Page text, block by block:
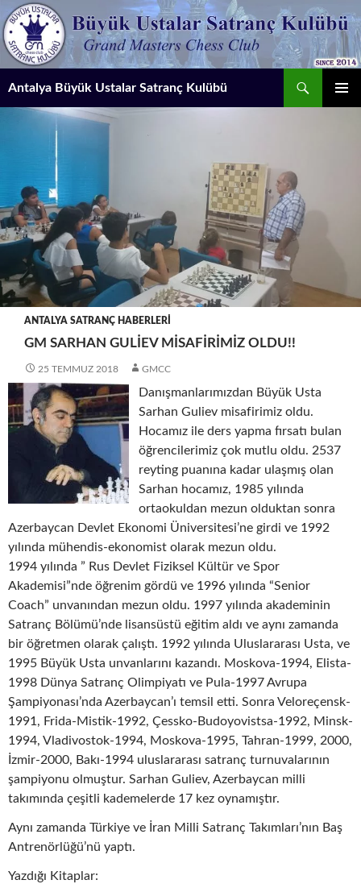
İçeriğe
atla
Antalya Büyük Ustalar Satranç Kulübü
ANTALYA SATRANÇ HABERLERI
GM SARHAN GULIEV MISAFIRIMIZ OLDU!!
25 TEMMUZ 2018 GMCC
Danışmanlarımızdan Büyük Usta
Sarhan Guliev misafirimiz oldu.
Hocamız ile ders yapma fırsatı bulan
öğrencilerimiz çok mutlu oldu. 2537
reyting puanına kadar ulaşmış olan
Sarhan hocamız, 1985 yılında
ortaokuldan mezun olduktan sonra
Azerbaycan Devlet Ekonomi Üniversitesi’ne girdi ve 1992
yılında mühendis-ekonomist olarak mezun oldu.
1994 yılında ” Rus Devlet Fiziksel Kültür ve Spor
Akademisi”nde öğrenim gördü ve 1996 yılında “Senior
Coach” unvanından mezun oldu. 1997 yılında akademinin
Satranç Bölümü’nde lisansüstü eğitim aldı ve aynı zamanda
bir öğretmen olarak çalıştı. 1992 yılında Uluslararası Usta, ve
1995 Büyük Usta unvanlarını kazandı. Moskova-1994, Elista-
1998 Dünya Satranç Olimpiyatı ve Pula-1997 Avrupa
Şampiyonası’nda Azerbaycan’ı temsil etti. Sonra Veloreçensk-
1991, Frida-Mistik-1992, Çessko-Budoyovistsa-1992, Minsk-
1994, Vladivostok-1994, Moskova-1995, Tahran-1999, 2000,
İzmir-2000, Bakı-1994 uluslararası satranç turnuvalarının
şampiyonu olmuştur. Sarhan Guliev, Azerbaycan milli
takımında çeşitli kademelerde 17 kez oynamıştır.
Aynı zamanda Türkiye ve İran Milli Satranç Takımları’nın Baş
Antrenörlüğü’nü yaptı.
Yazdığı Kitaplar: